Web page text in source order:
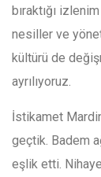
bıraktığı
nesiller ve
kültürü de
ayrılıyoruz.
İstikamet
geçtik. Badem
eşlik etti.